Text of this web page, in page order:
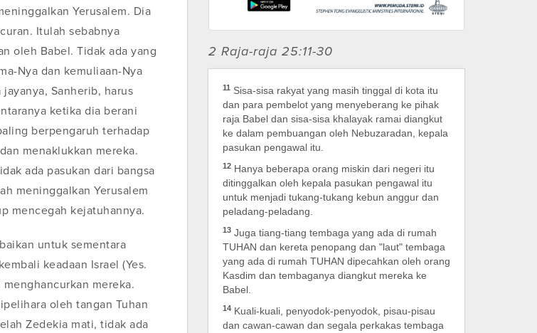
Yerusalem. Dia
Itulah sebabnya
oleh Babel. Tidak ada yang
Nya dan kemuliaan-Nya
Sanherib, harus
ketika dia berani
berpengaruh terhadap
menaklukkan mereka.
ada pasukan dari bangsa
meninggalkan Yerusalem
mencegah kejatuhannya.
untuk sementara
keadaan Israel (Yes.
mereka.
oleh tangan Tuhan
Zedekia mati, tidak ada
2 Raja-raja 25:11-30
11 Sisa-sisa rakyat yang masih tinggal di kota itu
dan para pembelot yang menyeberang ke pihak
raja Babel dan sisa-sisa khalayak ramai diangkut
ke dalam pembuangan oleh Nebuzaradan, kepala
pasukan pengawal itu.
12 Hanya beberapa orang miskin dari negeri itu
ditinggalkan oleh kepala pasukan pengawal itu
untuk menjadi tukang-tukang kebun anggur dan
peladang-peladang.
13 Juga tiang-tiang tembaga yang ada di rumah
TUHAN dan kereta penopang dan "laut" tembaga
yang ada di rumah TUHAN dipecahkan oleh orang
Kasdim dan tembaganya diangkut mereka ke
Babel.
14 Kuali-kuali, penyodok-penyodok, pisau-pisau
dan cawan-cawan dan segala perkakas tembaga